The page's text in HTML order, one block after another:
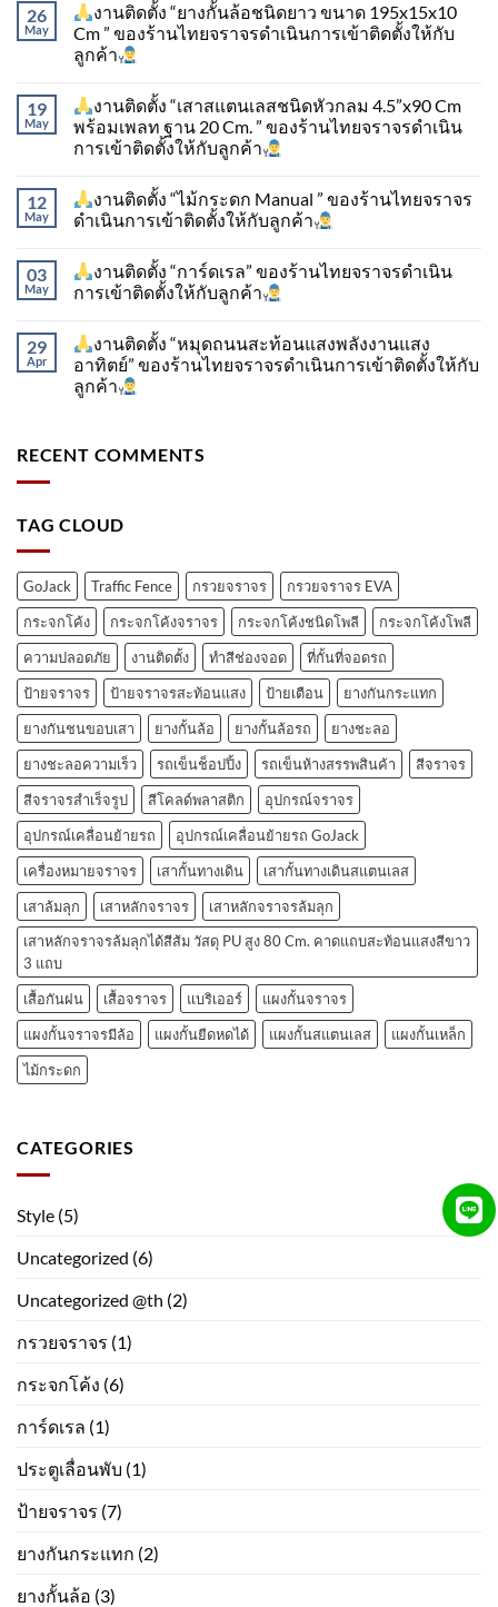
26
May
งานติดตั้ง “ยางกั้นล้อชนิดยาว ขนาด 195x15x10
Cm ” ของร้านไทยจราจรดำเนินการเข้าติดตั้ง​ให้กับ
ลูกค้า
19
May
งานติดตั้ง “เสาสแตนเลสชนิดหัวกลม 4.5”x90 Cm
พร้อมเพลท ฐาน 20 Cm. ” ของร้านไทยจราจรดำเนิน
การเข้าติดตั้ง​ให้กับลูกค้า
12
May
งานติดตั้ง “ไม้กระดก Manual ” ของร้านไทยจราจร
ดำเนินการเข้าติดตั้ง​ให้กับลูกค้า
03
May
งานติดตั้ง “การ์ดเรล” ของร้านไทยจราจรดำเนิน
การเข้าติดตั้ง​ให้กับลูกค้า
29
Apr
งานติดตั้ง “หมุดถนนสะท้อนแสงพลังงานแสง
อาทิตย์” ของร้านไทยจราจรดำเนินการเข้าติดตั้ง​ให้กับ
ลูกค้า
RECENT COMMENTS
TAG CLOUD
GoJack Traffic Fence กรวยจราจร
กรวยจราจร EVA
กระจกโค้ง
กระจกโค้งจราจร กระจกโค้งชนิดโพลี
กระจกโค้งโพลี
ความปลอดภัย
งานติดตั้ง ทำสีช่องจอด
ที่กั้นที่จอดรถ
ป้ายจราจร
ป้ายจราจรสะท้อนแสง ป้ายเตือน
ยางกันกระแทก
ยางกันชนขอบเสา
ยางกั้นล้อ ยางกั้นล้อรถ
ยางชะลอ
ยางชะลอความเร็ว
รถเข็นช็อปปิ้ง รถเข็นห้างสรรพสินค้า
สีจราจร
สีจราจรสำเร็จรูป
สีโคลด์พลาสติก
อุปกรณ์จราจร
อุปกรณ์เคลื่อนย้ายรถ
อุปกรณ์เคลื่อนย้ายรถ GoJack
เครื่องหมายจราจร
เสากั้นทางเดิน
เสากั้นทางเดินสแตนเลส
เสาล้มลุก
เสาหลักจราจร
เสาหลักจราจรล้มลุก
เสาหลักจราจรล้มลุกได้สีส้ม วัสดุ PU สูง 80 Cm. คาดแถบสะท้อนแสงสีขาว
3 แถบ
เสื้อกันฝน
เสื้อจราจร แบริเออร์
แผงกั้นจราจร
แผงกั้นจราจรมีล้อ
แผงกั้นยืดหดได้ แผงกั้นสแตนเลส
แผงกั้นเหล็ก
ไม้กระดก
CATEGORIES
Style (5)
Uncategorized (6)
Uncategorized @th (2)
กรวยจราจร (1)
กระจกโค้ง (6)
การ์ดเรล (1)
ประตูเลื่อนพับ (1)
ป้ายจราจร (7)
ยางกันกระแทก (2)
ยางกั้นล้อ (3)